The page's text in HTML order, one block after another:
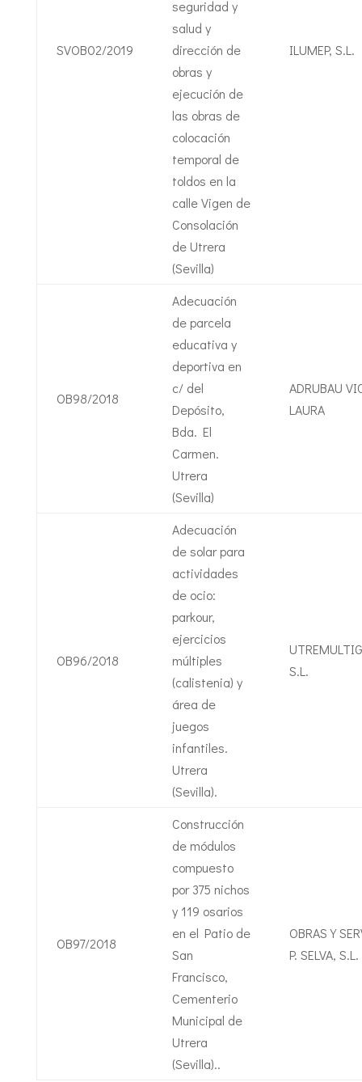
SVOB02/2019
seguridad y
salud y
dirección de
obras y
ejecución de
las obras de
colocación
temporal de
toldos en la
calle Vigen de
Consolación
de Utrera
(Sevilla)
ILUMEP, S.L.
OB98/2018
Adecuación
de parcela
educativa y
deportiva en
c/ del
Depósito,
Bda. El
Carmen.
Utrera
(Sevilla)
ADRUBAU
LAURA
OB96/2018
Adecuación
de solar para
actividades
de ocio:
parkour,
ejercicios
múltiples
(calistenia) y
área de
juegos
infantiles.
Utrera
(Sevilla).
S.L.
OB97/2018
Construcción
de módulos
compuesto
por 375 nichos
y 119 osarios
en el Patio de
San
Francisco,
Cementerio
Municipal de
Utrera
(Sevilla)..
OBRAS Y
P. SELVA, S.L.